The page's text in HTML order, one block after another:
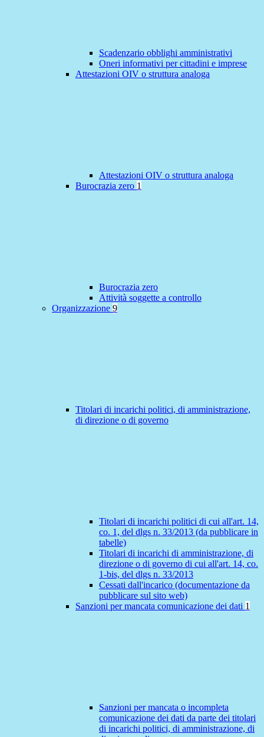
Scadenzario obblighi amministrativi
Oneri informativi per cittadini e imprese
Attestazioni OIV o struttura analoga
Attestazioni OIV o struttura analoga
Burocrazia zero 1
Burocrazia zero
Attività soggette a controllo
Organizzazione 9
Titolari di incarichi politici, di amministrazione,
di direzione o di governo
Titolari di incarichi politici di cui all'art. 14,
co. 1, del dlgs n. 33/2013 (da pubblicare in
tabelle)
Titolari di incarichi di amministrazione, di
direzione o di governo di cui all'art. 14, co.
1-bis, del dlgs n. 33/2013
Cessati dall'incarico (documentazione da
pubblicare sul sito web)
Sanzioni per mancata comunicazione dei dati 1
Sanzioni per mancata o incompleta
comunicazione dei dati da parte dei titolari
di incarichi politici, di amministrazione, di